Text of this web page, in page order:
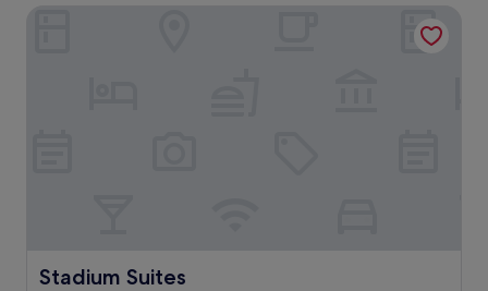
Stadium Suites
Stadium Suites